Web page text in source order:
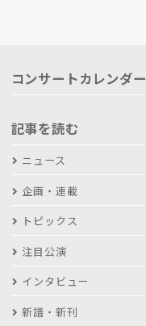
コンサートカレンダー
記事を読む
ニュース
企画・連載
トピックス
注目公演
インタビュー
新譜・新刊